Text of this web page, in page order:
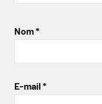
Nom*
E-mail *